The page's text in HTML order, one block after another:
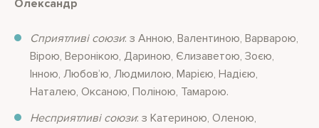
Олександр
Сприятливі союзи: з Анною, Валентиною, Варварою,
Вірою, Веронікою, Дариною, Єлизаветою, Зоєю,
Інною, Любов’ю, Людмилою, Марією, Надією,
Наталею, Оксаною, Поліною, Тамарою.
Несприятливі союзи: з Катериною, Оленою,